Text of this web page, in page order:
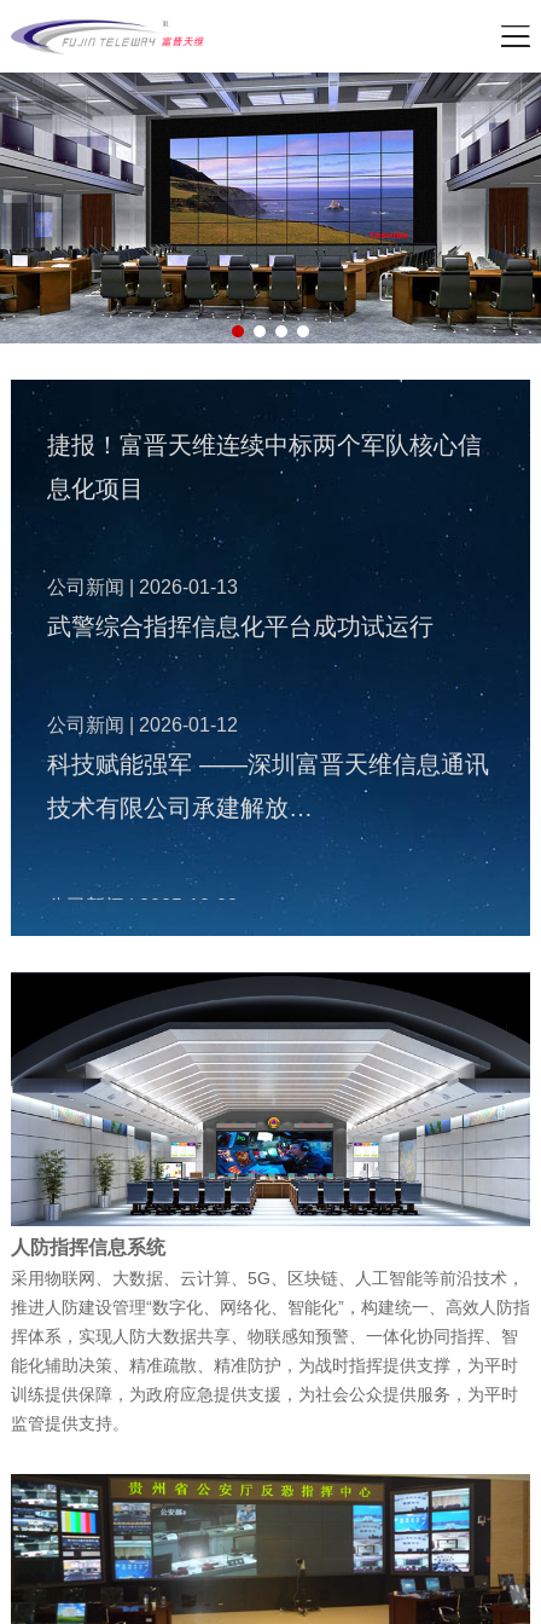
公司新闻| 2026-05-21
军队资产管理变革：从“静态账本”到“动态
战力”
公司新闻| 2026-02-07
捷报！富晋天维连续中标两个军队核心信
息化项目
公司新闻
武警综合指挥信息化平台成功试运行
公司新闻
科技赋能强军 ——深圳富晋天维信息通讯
技术有限公司承建解放…
| 2025-12-22
富晋天维公司承建某地智慧国防动员（人
公司新闻| 2025-12-19
富晋天维公司介绍
公司新闻| 2025-12-15
捷报！富晋天维海军某部军舰演训信息化
平台顺利通过验收
公司新闻 | 2025-12-15
赋能“东数西算” 筑就丝路算力底座——富
公司新闻| 2025-12-11
科技赋能强军 屡创中标佳绩——深圳富晋
人防指挥信息系统
采用物联网、大数据、云计算、5G、区块链、人工智能等前沿技术，
推进人防建设管理“数字化、网络化、智能化”，构建统一、高效人防指
挥体系，实现人防大数据共享、物联感知预警、一体化协同指挥、智
能化辅助决策、精准疏散、精准防护，为战时指挥提供支撑，为平时
训练提供保障，为政府应急提供支援，为社会公众提供服务，为平时
监管提供支持。